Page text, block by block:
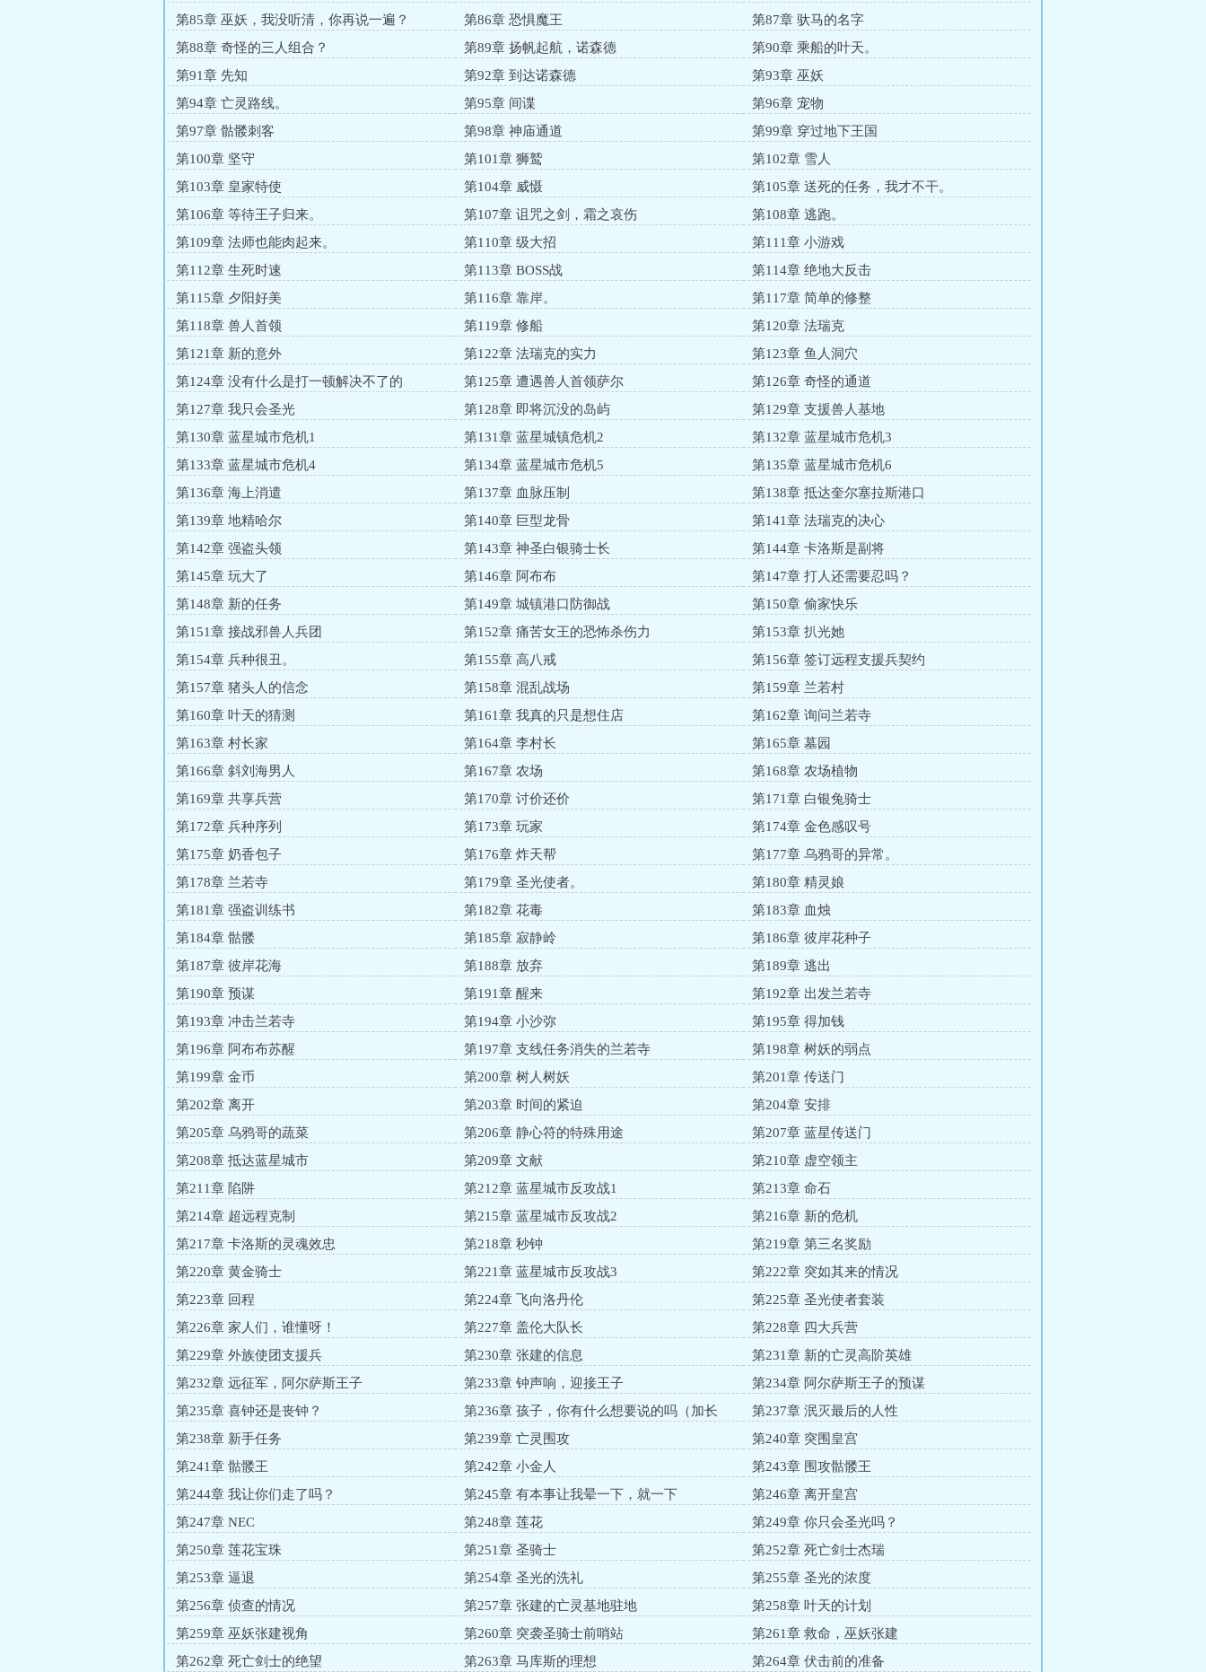
第85章 巫妖，我没听清，你再说一遍？
第86章 恐惧魔王
第87章 驮马的名字
第88章 奇怪的三人组合？
第89章 扬帆起航，诺森德
第90章 乘船的叶天。
第91章 先知
第92章 到达诺森德
第93章 巫妖
第94章 亡灵路线。
第95章 间谍
第96章 宠物
第97章 骷髅刺客
第98章 神庙通道
第99章 穿过地下王国
第100章 坚守
第101章 狮鹫
第102章 雪人
第103章 皇家特使
第104章 威慑
第105章 送死的任务，我才不干。
第106章 等待王子归来。
第107章 诅咒之剑，霜之哀伤
第108章 逃跑。
第109章 法师也能肉起来。
第110章 级大招
第111章 小游戏
第112章 生死时速
第113章 BOSS战
第114章 绝地大反击
第115章 夕阳好美
第116章 靠岸。
第117章 简单的修整
第118章 兽人首领
第119章 修船
第120章 法瑞克
第121章 新的意外
第122章 法瑞克的实力
第123章 鱼人洞穴
第124章 没有什么是打一顿解决不了的
第125章 遭遇兽人首领萨尔
第126章 奇怪的通道
第127章 我只会圣光
第128章 即将沉没的岛屿
第129章 支援兽人基地
第130章 蓝星城市危机1
第131章 蓝星城镇危机2
第132章 蓝星城市危机3
第133章 蓝星城市危机4
第134章 蓝星城市危机5
第135章 蓝星城市危机6
第136章 海上消遣
第137章 血脉压制
第138章 抵达奎尔塞拉斯港口
第139章 地精哈尔
第140章 巨型龙骨
第141章 法瑞克的决心
第142章 强盗头领
第143章 神圣白银骑士长
第144章 卡洛斯是副将
第145章 玩大了
第146章 阿布布
第147章 打人还需要忍吗？
第148章 新的任务
第149章 城镇港口防御战
第150章 偷家快乐
第151章 接战邪兽人兵团
第152章 痛苦女王的恐怖杀伤力
第153章 扒光她
第154章 兵种很丑。
第155章 高八戒
第156章 签订远程支援兵契约
第157章 猪头人的信念
第158章 混乱战场
第159章 兰若村
第160章 叶天的猜测
第161章 我真的只是想住店
第162章 询问兰若寺
第163章 村长家
第164章 李村长
第165章 墓园
第166章 斜刘海男人
第167章 农场
第168章 农场植物
第169章 共享兵营
第170章 讨价还价
第171章 白银兔骑士
第172章 兵种序列
第173章 玩家
第174章 金色感叹号
第175章 奶香包子
第176章 炸天帮
第177章 乌鸦哥的异常。
第178章 兰若寺
第179章 圣光使者。
第180章 精灵娘
第181章 强盗训练书
第182章 花毒
第183章 血烛
第184章 骷髅
第185章 寂静岭
第186章 彼岸花种子
第187章 彼岸花海
第188章 放弃
第189章 逃出
第190章 预谋
第191章 醒来
第192章 出发兰若寺
第193章 冲击兰若寺
第194章 小沙弥
第195章 得加钱
第196章 阿布布苏醒
第197章 支线任务消失的兰若寺
第198章 树妖的弱点
第199章 金币
第200章 树人树妖
第201章 传送门
第202章 离开
第203章 时间的紧迫
第204章 安排
第205章 乌鸦哥的蔬菜
第206章 静心符的特殊用途
第207章 蓝星传送门
第208章 抵达蓝星城市
第209章 文献
第210章 虚空领主
第211章 陷阱
第212章 蓝星城市反攻战1
第213章 命石
第214章 超远程克制
第215章 蓝星城市反攻战2
第216章 新的危机
第217章 卡洛斯的灵魂效忠
第218章 秒钟
第219章 第三名奖励
第220章 黄金骑士
第221章 蓝星城市反攻战3
第222章 突如其来的情况
第223章 回程
第224章 飞向洛丹伦
第225章 圣光使者套装
第226章 家人们，谁懂呀！
第227章 盖伦大队长
第228章 四大兵营
第229章 外族使团支援兵
第230章 张建的信息
第231章 新的亡灵高阶英雄
第232章 远征军，阿尔萨斯王子
第233章 钟声响，迎接王子
第234章 阿尔萨斯王子的预谋
第235章 喜钟还是丧钟？
第236章 孩子，你有什么想要说的吗（加长
篇）
第237章 泯灭最后的人性
第238章 新手任务
第239章 亡灵围攻
第240章 突围皇宫
第241章 骷髅王
第242章 小金人
第243章 围攻骷髅王
第244章 我让你们走了吗？
第245章 有本事让我晕一下，就一下
第246章 离开皇宫
第247章 NEC
第248章 莲花
第249章 你只会圣光吗？
第250章 莲花宝珠
第251章 圣骑士
第252章 死亡剑士杰瑞
第253章 逼退
第254章 圣光的洗礼
第255章 圣光的浓度
第256章 侦查的情况
第257章 张建的亡灵基地驻地
第258章 叶天的计划
第259章 巫妖张建视角
第260章 突袭圣骑士前哨站
第261章 救命，巫妖张建
第262章 死亡剑士的绝望
第263章 马库斯的理想 第264章 伏击前的准备